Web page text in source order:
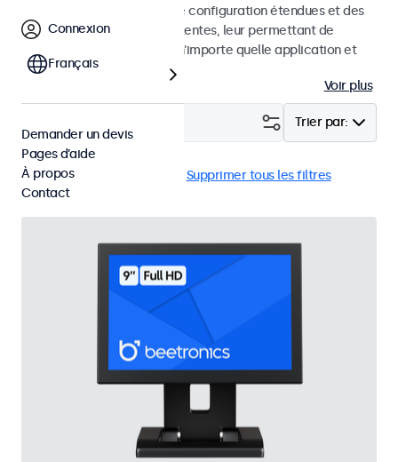
HDMI offrent des options de configuration étendues et des
options de montage polyvalentes, leur permettant de
s'intégrer facilement dans n'importe quelle application et
environnement.
Voir plus
Trier par:
HDMI Écrans 9 pouces Supprimer tous les filtres
Connexion
Français
Demander un devis
Pages d’aide
À propos
Contact